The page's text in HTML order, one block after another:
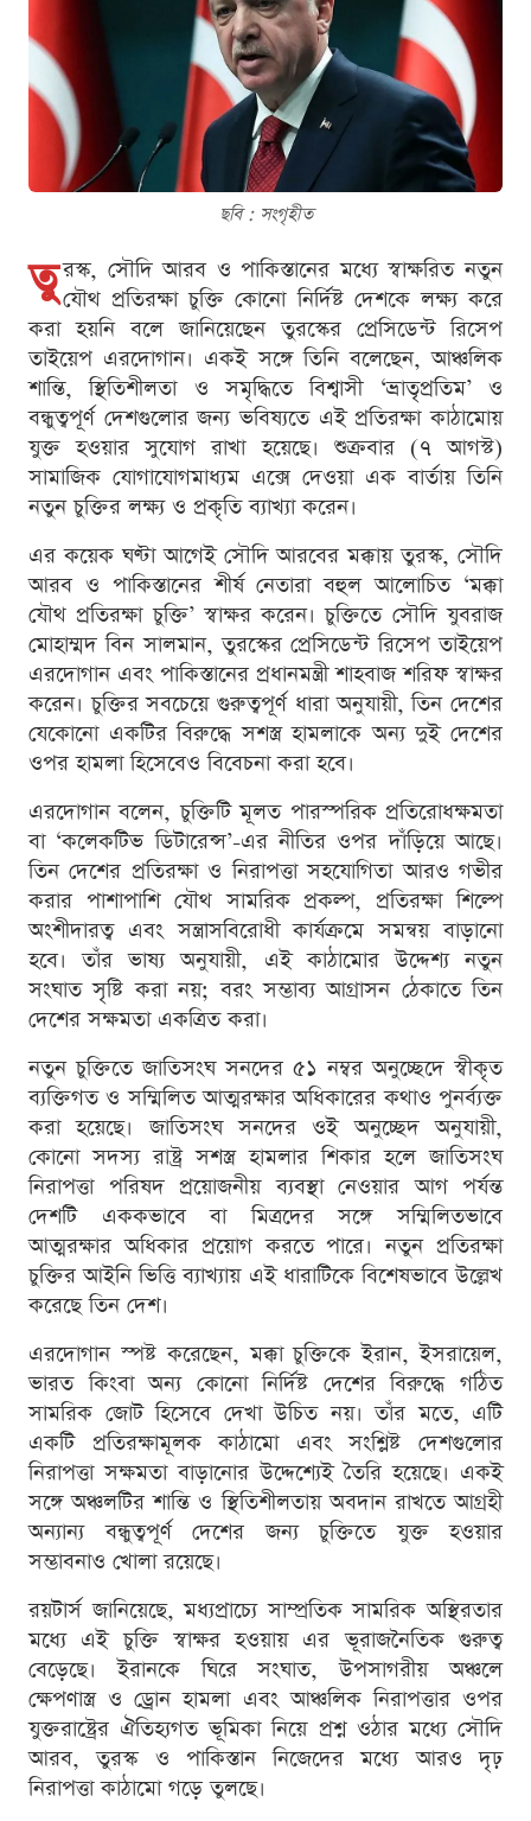
ছবি : সংগৃহীত
তু রস্ক, সৌদি আরব ও পাকিস্তানের মধ্যে স্বাক্ষরিত নতুন
যৌথ প্রতিরক্ষা চুক্তি কোনো নির্দিষ্ট দেশকে লক্ষ্য করে
করা হয়নি বলে জানিয়েছেন তুরস্কের প্রেসিডেন্ট রিসেপ
তাইয়েপ এরদোগান। একই সঙ্গে তিনি বলেছেন, আঞ্চলিক
শান্তি, স্থিতিশীলতা ও সমৃদ্ধিতে বিশ্বাসী ‘ভ্রাতৃপ্রতিম’ ও
বন্ধুত্বপূর্ণ দেশগুলোর জন্য ভবিষ্যতে এই প্রতিরক্ষা কাঠামোয়
যুক্ত হওয়ার সুযোগ রাখা হয়েছে। শুক্রবার (৭ আগস্ট)
সামাজিক যোগাযোগমাধ্যম এক্সে দেওয়া এক বার্তায় তিনি
নতুন চুক্তির লক্ষ্য ও প্রকৃতি ব্যাখ্যা করেন।
এর কয়েক ঘণ্টা আগেই সৌদি আরবের মক্কায় তুরস্ক, সৌদি
আরব ও পাকিস্তানের শীর্ষ নেতারা বহুল আলোচিত ‘মক্কা
যৌথ প্রতিরক্ষা চুক্তি’ স্বাক্ষর করেন। চুক্তিতে সৌদি যুবরাজ
মোহাম্মদ বিন সালমান, তুরস্কের প্রেসিডেন্ট রিসেপ তাইয়েপ
এরদোগান এবং পাকিস্তানের প্রধানমন্ত্রী শাহবাজ শরিফ স্বাক্ষর
করেন। চুক্তির সবচেয়ে গুরুত্বপূর্ণ ধারা অনুযায়ী, তিন দেশের
যেকোনো একটির বিরুদ্ধে সশস্ত্র হামলাকে অন্য দুই দেশের
ওপর হামলা হিসেবেও বিবেচনা করা হবে।
এরদোগান বলেন, চুক্তিটি মূলত পারস্পরিক প্রতিরোধক্ষমতা
বা ‘কলেকটিভ ডিটারেন্স’-এর নীতির ওপর দাঁড়িয়ে আছে।
তিন দেশের প্রতিরক্ষা ও নিরাপত্তা সহযোগিতা আরও গভীর
করার পাশাপাশি যৌথ সামরিক প্রকল্প, প্রতিরক্ষা শিল্পে
অংশীদারত্ব এবং সন্ত্রাসবিরোধী কার্যক্রমে সমন্বয় বাড়ানো
হবে। তাঁর ভাষ্য অনুযায়ী, এই কাঠামোর উদ্দেশ্য নতুন
সংঘাত সৃষ্টি করা নয়; বরং সম্ভাব্য আগ্রাসন ঠেকাতে তিন
দেশের সক্ষমতা একত্রিত করা।
নতুন চুক্তিতে জাতিসংঘ সনদের ৫১ নম্বর অনুচ্ছেদে স্বীকৃত
ব্যক্তিগত ও সম্মিলিত আত্মরক্ষার অধিকারের কথাও পুনর্ব্যক্ত
করা হয়েছে। জাতিসংঘ সনদের ওই অনুচ্ছেদ অনুযায়ী,
কোনো সদস্য রাষ্ট্র সশস্ত্র হামলার শিকার হলে জাতিসংঘ
নিরাপত্তা পরিষদ প্রয়োজনীয় ব্যবস্থা নেওয়ার আগ পর্যন্ত
দেশটি এককভাবে বা মিত্রদের সঙ্গে সম্মিলিতভাবে
আত্মরক্ষার অধিকার প্রয়োগ করতে পারে। নতুন প্রতিরক্ষা
চুক্তির আইনি ভিত্তি ব্যাখ্যায় এই ধারাটিকে বিশেষভাবে উল্লেখ
করেছে তিন দেশ।
এরদোগান স্পষ্ট করেছেন, মক্কা চুক্তিকে ইরান, ইসরায়েল,
ভারত কিংবা অন্য কোনো নির্দিষ্ট দেশের বিরুদ্ধে গঠিত
সামরিক জোট হিসেবে দেখা উচিত নয়। তাঁর মতে, এটি
একটি প্রতিরক্ষামূলক কাঠামো এবং সংশ্লিষ্ট দেশগুলোর
নিরাপত্তা সক্ষমতা বাড়ানোর উদ্দেশ্যেই তৈরি হয়েছে। একই
সঙ্গে অঞ্চলটির শান্তি ও স্থিতিশীলতায় অবদান রাখতে আগ্রহী
অন্যান্য বন্ধুত্বপূর্ণ দেশের জন্য চুক্তিতে যুক্ত হওয়ার
সম্ভাবনাও খোলা রয়েছে।
রয়টার্স জানিয়েছে, মধ্যপ্রাচ্যে সাম্প্রতিক সামরিক অস্থিরতার
মধ্যে এই চুক্তি স্বাক্ষর হওয়ায় এর ভূরাজনৈতিক গুরুত্ব
বেড়েছে। ইরানকে ঘিরে সংঘাত, উপসাগরীয় অঞ্চলে
ক্ষেপণাস্ত্র ও ড্রোন হামলা এবং আঞ্চলিক নিরাপত্তার ওপর
যুক্তরাষ্ট্রের ঐতিহ্যগত ভূমিকা নিয়ে প্রশ্ন ওঠার মধ্যে সৌদি
আরব, তুরস্ক ও পাকিস্তান নিজেদের মধ্যে আরও দৃঢ়
নিরাপত্তা কাঠামো গড়ে তুলছে।